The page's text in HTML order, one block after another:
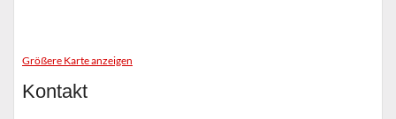
Größere Karte anzeigen
Kontakt